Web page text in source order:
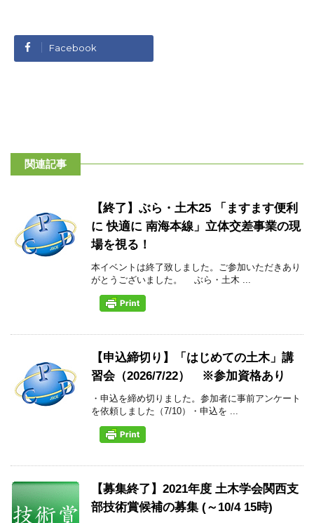
Facebook
関連記事
【終了】ぶら・土木25 「ますます便利
に 快適に 南海本線」立体交差事業の現
場を視る！
本イベントは終了致しました。ご参加いただきあり
がとうございました。 ぶら・土木 ...
【申込締切り】「はじめての土木」講
習会（2026/7/22） ※参加資格あり
・申込を締め切りました。参加者に事前アンケート
を依頼しました（7/10）・申込を ...
【募集終了】2021年度 土木学会関西支
部技術賞候補の募集 (～10/4 15時)